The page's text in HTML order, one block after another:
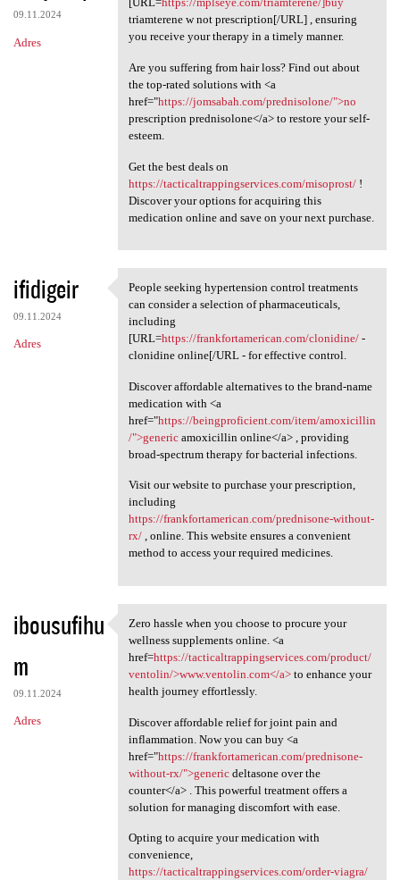
09.11.2024
Adres
triamterene w not prescription[/URL] , ensuring
you receive your therapy in a timely manner.
Are you suffering from hair loss? Find out about
the top-rated solutions with <a
href="https://jomsabah.com/prednisolone/">no
prescription prednisolone</a> to restore your self-
esteem.
Get the best deals on
https://tacticaltrappingservices.com/misoprost/!
Discover your options for acquiring this
medication online and save on your next purchase.
ifidigeir
09.11.2024
Adres
People seeking hypertension
People seeking hypertension control treatments
can consider a selection of pharmaceuticals,
including
[URL=https://frankfortamerican.com/clonidine/-
clonidine online[/URL - for effective control.
Discover affordable alternatives to the brand-name
medication with <a
href="https://beingproficient.com/item/amoxicillin
/">genericamoxicillin online</a> , providing
broad-spectrum therapy for bacterial infections.
Visit our website to purchase your prescription,
including
https://frankfortamerican.com/prednisone-without-
rx/, online. This website ensures a convenient
method to access your required medicines.
ibousufihu
m
09.11.2024
Adres
Zero hassle when you choose
Zero hassle when you choose to procure your
wellness supplements online. <a
href=https://tacticaltrappingservices.com/product/
ventolin/>www.ventolin.com</a>to enhance your
health journey effortlessly.
Discover affordable relief for joint pain and
inflammation. Now you can buy <a
href="https://frankfortamerican.com/prednisone-
without-rx/">genericdeltasone over the
counter</a> . This powerful treatment offers a
solution for managing discomfort with ease.
Opting to acquire your medication with
convenience,
https://tacticaltrappingservices.com/order-viagra/